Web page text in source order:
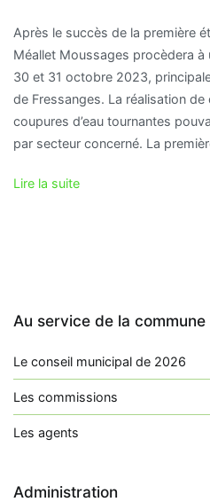
Après le succès de la première
Méallet Moussages procèdera à
30 et 31 octobre 2023,
de Fressanges. La réalisation
coupures d’eau tournantes
par secteur concerné. La
Lire la suite
Au service de la commune
Le conseil municipal de 2026
Les commissions
Les agents
Administration